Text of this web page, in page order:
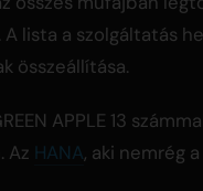
A lista a szolgáltatás
összeállítása.
APPLE 13
Az HANA, aki nemrég